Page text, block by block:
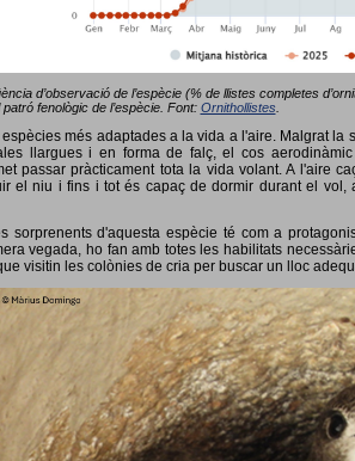
d’observació de l’espècie (% de llistes completes
fenològic de l’espècie. Font: Ornithollistes.
més adaptades a la vida a l'aire. Malgrat
llargues i en forma de falç, el cos
passar pràcticament tota la vida volant. A l'aire
el niu i fins i tot és capaç de dormir durant el
sorprenents d'aquesta espècie té com a
vegada, ho fan amb totes les habilitats
visitin les colònies de cria per buscar un lloc